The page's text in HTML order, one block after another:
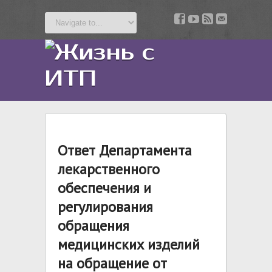
v z b u
Ответ Департамента
лекарственного
обеспечения и
регулирования
обращения
медицинских изделий
на обращение от